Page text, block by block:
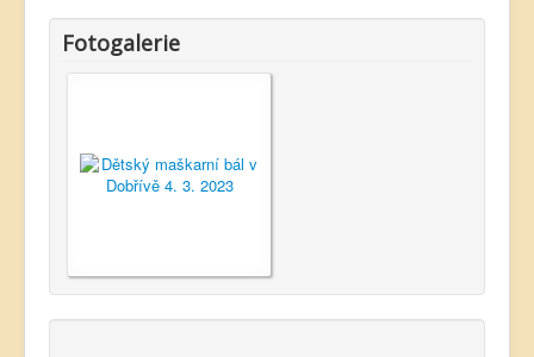
Fotogalerie